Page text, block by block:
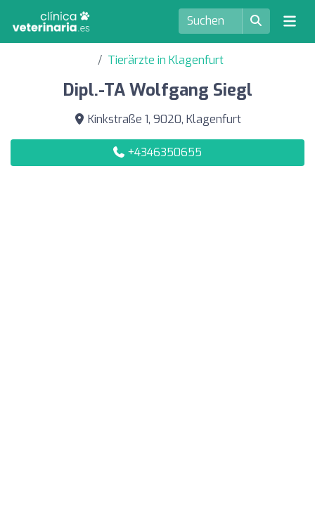
Tierärzte in Klagenfurt
Dipl.-TA Wolfgang Siegl
Kinkstraße 1, 9020, Klagenfurt
+4346350655